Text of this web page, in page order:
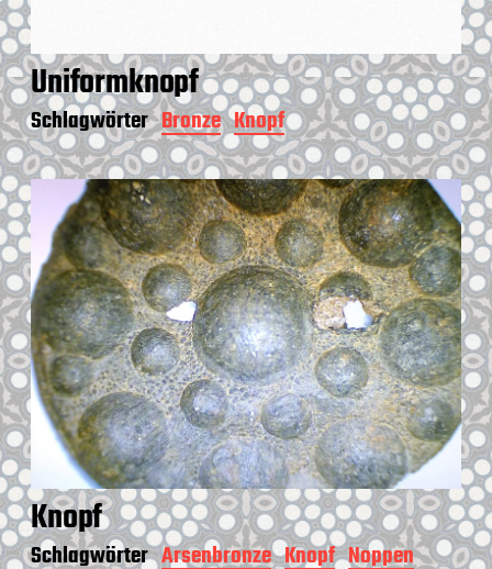
Uniformknopf
Schlagwörter Bronze Knopf
Knopf
Schlagwörter Arsenbronze Knopf Noppen